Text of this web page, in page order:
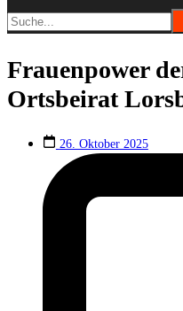
Frauenpower
Ortsbeirat
26. Oktober 2025